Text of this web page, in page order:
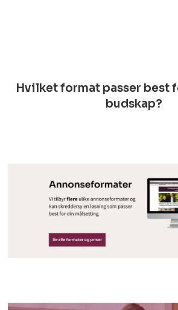
Hvilket format passer best
budskap?